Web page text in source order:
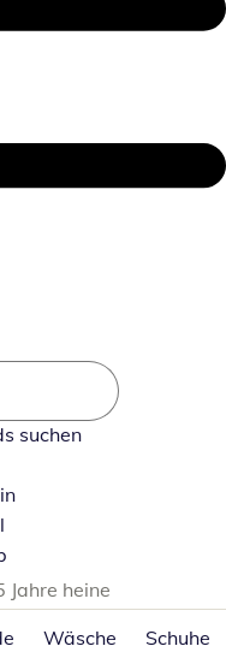
suchen
Jahre heine
Wäsche Schuhe